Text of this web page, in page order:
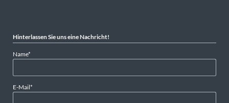
Hinterlassen Sie uns eine Nachricht!
Pflichtfeld
Name*
Pflichtfeld
E-Mail*